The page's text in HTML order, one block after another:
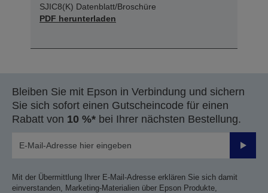
SJIC8(K) Datenblatt/Broschüre
PDF herunterladen
Bleiben Sie mit Epson in Verbindung und sichern
Sie sich sofort einen Gutscheincode für einen
Rabatt von 10 %* bei Ihrer nächsten Bestellung.
Mit der Übermittlung Ihrer E-Mail-Adresse erklären Sie sich damit
einverstanden, Marketing-Materialien über Epson Produkte,